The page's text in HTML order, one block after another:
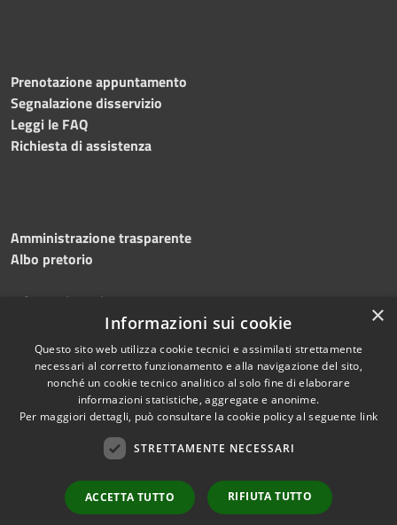
Prenotazione appuntamento
Segnalazione disservizio
Leggi le FAQ
Richiesta di assistenza
Amministrazione trasparente
Albo pretorio
Informativa privacy
Dichiarazione di accessibilità
Mappa del sito
Copyright © 2026 • Comune di
Silvi • Powered by
redazione
×
Informazioni sui cookie
Questo sito web utilizza cookie tecnici e assimilati strettamente
necessari al corretto funzionamento e alla navigazione del sito,
nonché un cookie tecnico analitico al solo fine di elaborare
informazioni statistiche, aggregate e anonime.
Per maggiori dettagli, può consultare la cookie policy al seguente link
STRETTAMENTE NECESSARI
ACCETTA TUTTO RIFIUTA TUTTO